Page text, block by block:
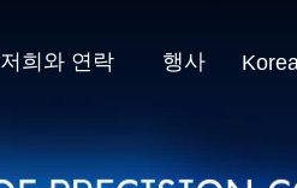
저희와 연락 행사